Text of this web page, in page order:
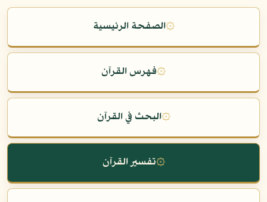
۞الصفحة الرئيسية
۞فهرس القرآن
۞البحث في القرآن
۞تفسير القرآن